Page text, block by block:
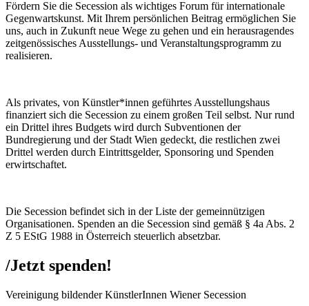
Fördern Sie die Secession als wichtiges Forum für internationale
Gegenwartskunst. Mit Ihrem persönlichen Beitrag ermöglichen Sie
uns, auch in Zukunft neue Wege zu gehen und ein herausragendes
zeitgenössisches Ausstellungs- und Veranstaltungsprogramm zu
realisieren.
Als privates, von Künstler*innen geführtes Ausstellungshaus
finanziert sich die Secession zu einem großen Teil selbst. Nur rund
ein Drittel ihres Budgets wird durch Subventionen der
Bundregierung und der Stadt Wien gedeckt, die restlichen zwei
Drittel werden durch Eintrittsgelder, Sponsoring und Spenden
erwirtschaftet.
Die Secession befindet sich in der Liste der gemeinnützigen
Organisationen. Spenden an die Secession sind gemäß § 4a Abs. 2
Z 5 EStG 1988 in Österreich steuerlich absetzbar.
/Jetzt spenden!
Vereinigung bildender KünstlerInnen Wiener Secession